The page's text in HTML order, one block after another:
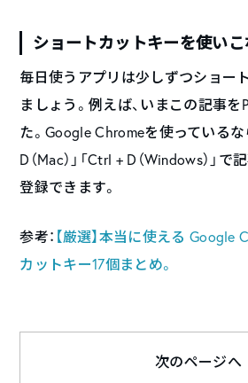
ショートカットキーを使い
毎日使うアプリは少しずつショー
ましょう。例えば、いまこの記事
た。Google Chromeを使っているな
D（Mac）」「Ctrl + D（Windows）」
登録できます。
参考： 【厳選】本当に使える Google
カットキー17個まとめ。
次のページへ